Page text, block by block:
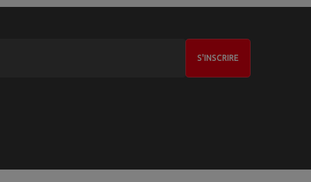
S'INSCRIRE